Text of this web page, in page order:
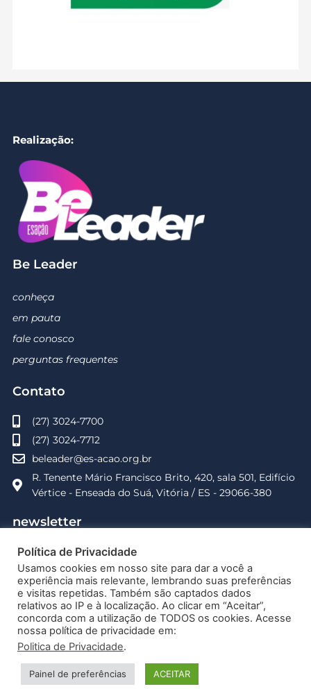
Realização:
Be Leader
conheça
em pauta
fale conosco
perguntas frequentes
Contato
(27) 3024-7700
(27) 3024-7712
beleader@es-acao.org.br
R. Tenente Mário Francisco Brito, 420, sala 501, Edifício
Vértice - Enseada do Suá, Vitória / ES - 29066-380
newsletter
Receba informações sobre o Be Leader e os institutos
parceiros.
Email Enviar
Política de Privacidade
Usamos cookies em nosso site para dar a você a
experiência mais relevante, lembrando suas preferências
e visitas repetidas. Também são captados dados
relativos ao IP e à localização. Ao clicar em “Aceitar”,
concorda com a utilização de TODOS os cookies. Acesse
nossa política de privacidade em:
Politica de Privacidade.
Painel de preferências ACEITAR